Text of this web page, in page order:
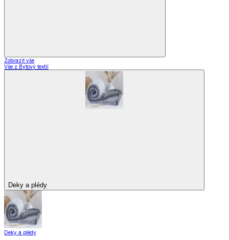
Zobrazit vše
Vše z Bytový textil
Deky a plédy
Deky a plédy